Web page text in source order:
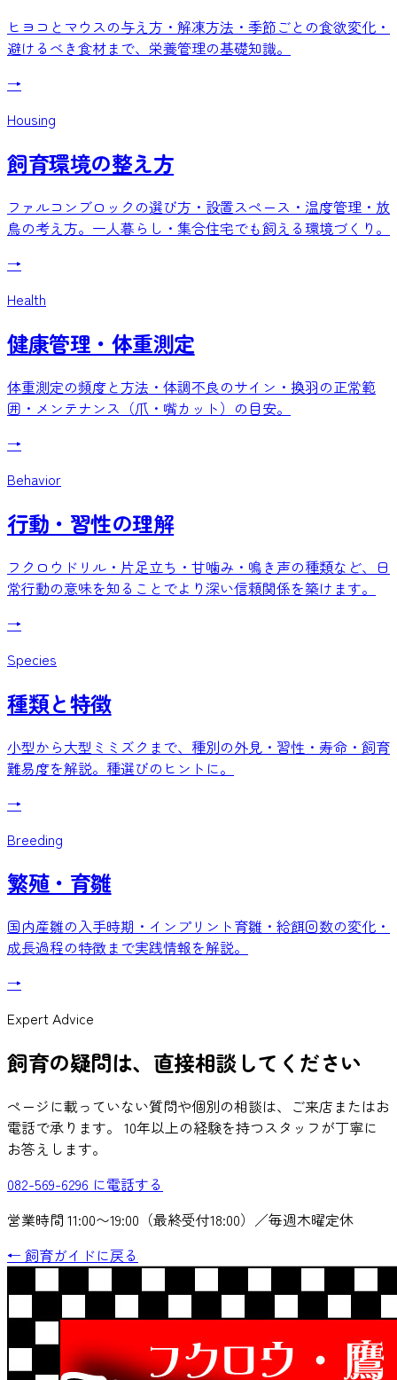
ヒヨコとマウスの与え方・解凍方法・季節ごとの食欲変化・
避けるべき食材まで、栄養管理の基礎知識。
→
Housing
飼育環境の整え方
ファルコンブロックの選び方・設置スペース・温度管理・放
鳥の考え方。一人暮らし・集合住宅でも飼える環境づくり。
→
Health
健康管理・体重測定
体重測定の頻度と方法・体調不良のサイン・換羽の正常範
囲・メンテナンス（爪・嘴カット）の目安。
→
Behavior
行動・習性の理解
フクロウドリル・片足立ち・甘噛み・鳴き声の種類など、日
常行動の意味を知ることでより深い信頼関係を築けます。
→
Species
種類と特徴
小型から大型ミミズクまで、種別の外見・習性・寿命・飼育
難易度を解説。種選びのヒントに。
→
Breeding
繁殖・育雛
国内産雛の入手時期・インプリント育雛・給餌回数の変化・
成長過程の特徴まで実践情報を解説。
→
Expert Advice
飼育の疑問は、直接相談してください
ページに載っていない質問や個別の相談は、ご来店またはお
電話で承ります。 10年以上の経験を持つスタッフが丁寧に
お答えします。
082-569-6296 に電話する
営業時間 11:00〜19:00（最終受付18:00）／毎週木曜定休
← 飼育ガイドに戻る